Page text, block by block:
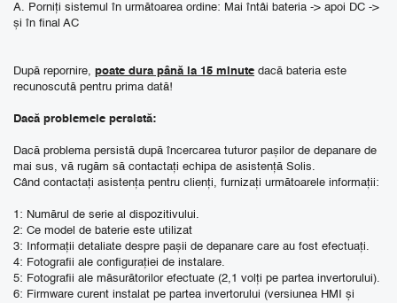
A. Porniți sistemul în următoarea ordine: Mai întâi bateria -> apoi DC ->
și în final AC
După repornire, poate dura până la 15 minute dacă bateria este
recunoscută pentru prima dată!
Dacă problemele persistă:
Dacă problema persistă după încercarea tuturor pașilor de depanare de
mai sus, vă rugăm să contactați echipa de asistență Solis.
Când contactați asistența pentru clienți, furnizați următoarele informații:
1: Numărul de serie al dispozitivului.
2: Ce model de baterie este utilizat
3: Informații detaliate despre pașii de depanare care au fost efectuați.
4: Fotografii ale configurației de instalare.
5: Fotografii ale măsurătorilor efectuate (2,1 volți pe partea invertorului).
6: Firmware curent instalat pe partea invertorului (versiunea HMI și